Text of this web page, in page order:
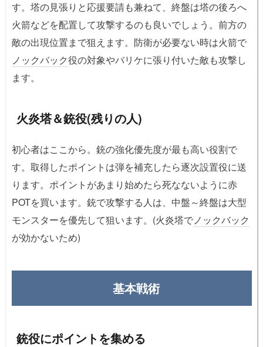
す。塔の見張りと応援要請も兼ねて、終盤は塔の後ろへ
火箭などを配置して攻撃するのも良いでしょう。前方の
敵の出現位置まで狙えます。防衛が必要ない時は火箭で
ノックバック役の対象やバリケに張り付いた敵も攻撃し
ます。
火炎塔＆銃役(残りの人)
初心者はここから。銃の強化優先度が最も高い役割で
す。取得したポイントは弾を補充したら逐次設置役に送
ります。ポイントがあまり始めたら死なないように赤
POTを買います。銃で攻撃する人は、中盤～終盤は大型
モンスターを優先して狙います。(火炎塔でノックバック
が効かないため)
基本戦術
銃役にポイントを集める